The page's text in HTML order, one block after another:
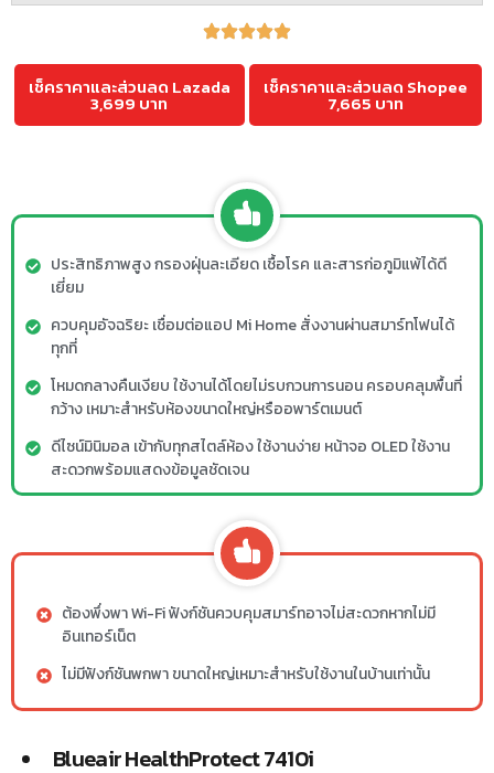
เช็คราคาและส่วนลด Lazada
3,699 บาท
เช็คราคาและส่วนลด Shopee
7,665 บาท
ประสิทธิภาพสูง กรองฝุ่นละเอียด เชื้อโรค และสารก่อภูมิแพ้ได้ดี
เยี่ยม
ควบคุมอัจฉริยะ เชื่อมต่อแอป Mi Home สั่งงานผ่านสมาร์ทโฟนได้
ทุกที่
โหมดกลางคืนเงียบ ใช้งานได้โดยไม่รบกวนการนอน ครอบคลุมพื้นที่
กว้าง เหมาะสำหรับห้องขนาดใหญ่หรืออพาร์ตเมนต์
ดีไซน์มินิมอล เข้ากับทุกสไตล์ห้อง ใช้งานง่าย หน้าจอ OLED ใช้งาน
สะดวกพร้อมแสดงข้อมูลชัดเจน
ต้องพึ่งพา Wi-Fi ฟังก์ชันควบคุมสมาร์ทอาจไม่สะดวกหากไม่มี
อินเทอร์เน็ต
ไม่มีฟังก์ชันพกพา ขนาดใหญ่เหมาะสำหรับใช้งานในบ้านเท่านั้น
Blueair HealthProtect 7410i